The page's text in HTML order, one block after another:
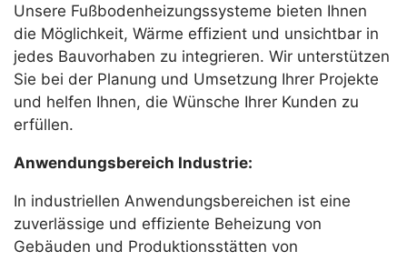
Unsere Fußbodenheizungssysteme bieten Ihnen
die Möglichkeit, Wärme effizient und unsichtbar in
jedes Bauvorhaben zu integrieren. Wir unterstützen
Sie bei der Planung und Umsetzung Ihrer Projekte
und helfen Ihnen, die Wünsche Ihrer Kunden zu
erfüllen.
Anwendungsbereich Industrie:
In industriellen Anwendungsbereichen ist eine
zuverlässige und effiziente Beheizung von
Gebäuden und Produktionsstätten von